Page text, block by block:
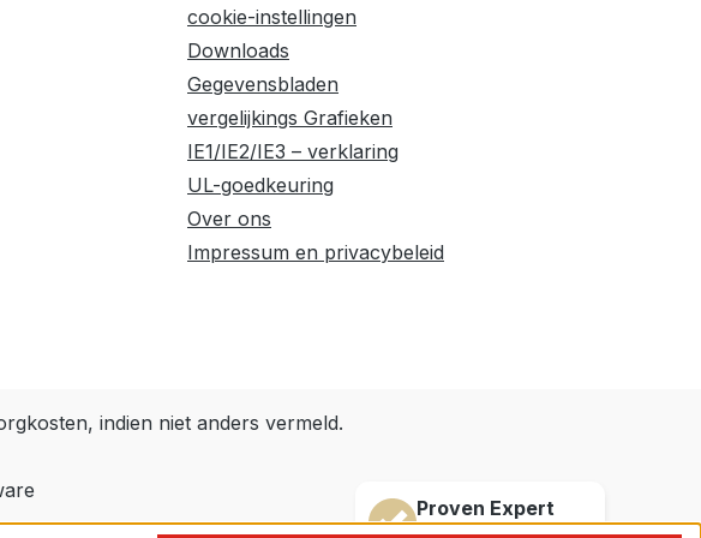
cookie-instellingen
Downloads
Gegevensbladen
vergelijkings Grafieken
IE1/IE2/IE3 – verklaring
UL-goedkeuring
Over ons
Impressum en privacybeleid
indien niet anders vermeld.
Proven Expert